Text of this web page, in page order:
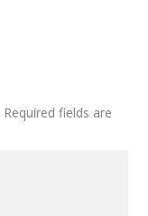
Required fields are